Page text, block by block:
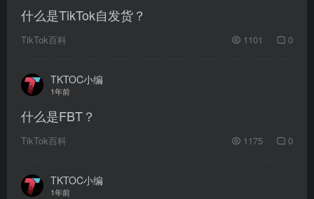
什么是TikTok自发货？
TikTok百科 1101 0
TKTOC小编
1年前
什么是FBT？
TikTok百科 1175 0
TKTOC小编
1年前